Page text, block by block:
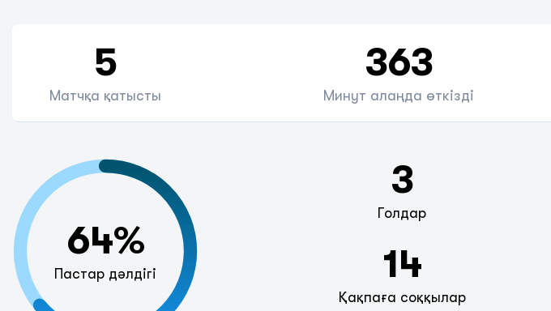
5
Матчқа қатысты
363
Минут алаңда өткізді
64%
Пастар дәлдігі
3
Голдар
14
Қақпаға соққылар